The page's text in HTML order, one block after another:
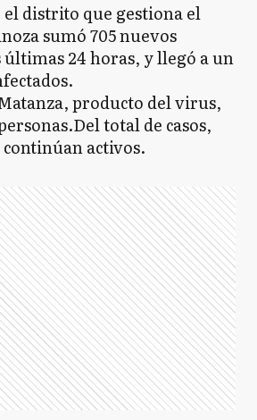
el distrito que gestiona el
sumó 705 nuevos
últimas 24 horas, y llegó a un
producto del virus,
total de casos,
activos.